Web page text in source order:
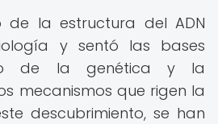
de la estructura del ADN
y sentó las bases
de la genética y la
mecanismos que rigen la
descubrimiento, se han